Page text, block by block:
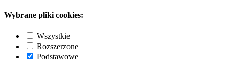
Wybrane pliki cookies:
Wszystkie
Rozszerzone
Podstawowe